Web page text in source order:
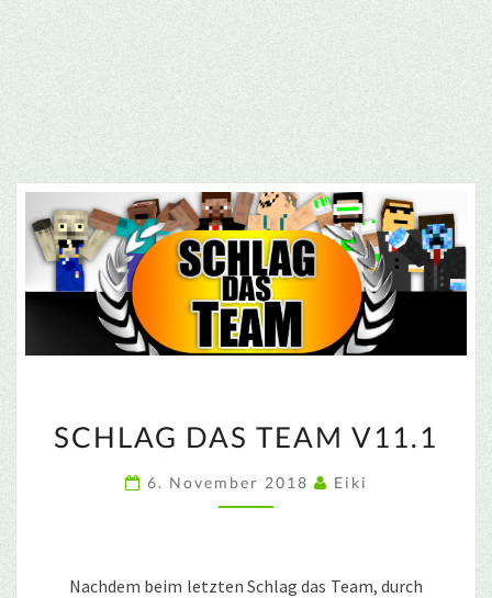
DAS
SCHLAG DAS TEAM V11.1
6. November 2018 Eiki
Nachdem beim letzten Schlag das Team, durch